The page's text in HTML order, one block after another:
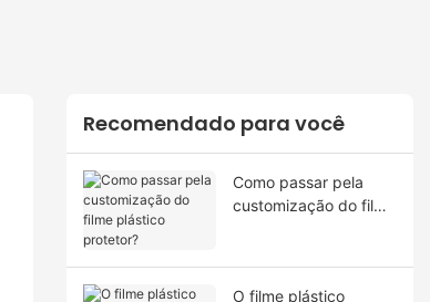
Recomendado para você
Como passar pela
customização do filme
O filme plástico